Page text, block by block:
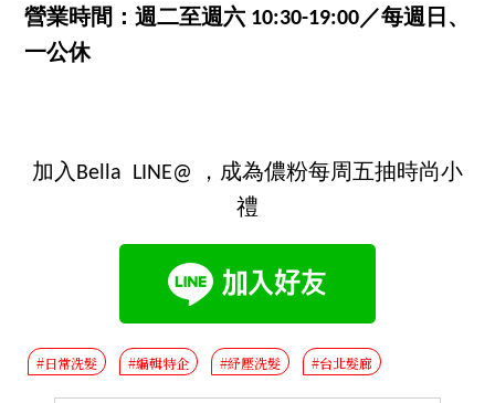
營業時間：週二至週六 10:30-19:00／每週日、
一公休
加入Bella LINE@ ，成為儂粉每周五抽時尚小
禮
#日常洗髮 #編輯特企 #紓壓洗髮 #台北髮廊